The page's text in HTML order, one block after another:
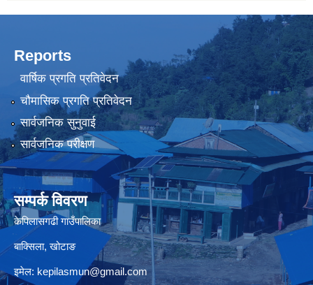
Reports
वार्षिक प्रगति प्रतिवेदन
चौमासिक प्रगति प्रतिवेदन
सार्वजनिक सुनुवाई
सार्वजनिक परीक्षण
सम्पर्क विवरण
केपिलासगढी गाउँपालिका
बाक्सिला, खोटाङ
इमेल: kepilasmun@gmail.com